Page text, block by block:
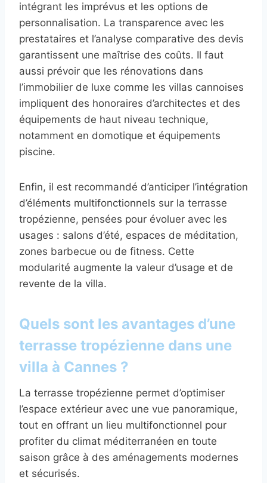
intégrant les imprévus et les options de
personnalisation. La transparence avec les
prestataires et l’analyse comparative des devis
garantissent une maîtrise des coûts. Il faut
aussi prévoir que les rénovations dans
l’immobilier de luxe comme les villas cannoises
impliquent des honoraires d’architectes et des
équipements de haut niveau technique,
notamment en domotique et équipements
piscine.
Enfin, il est recommandé d’anticiper l’intégration
d’éléments multifonctionnels sur la terrasse
tropézienne, pensées pour évoluer avec les
usages : salons d’été, espaces de méditation,
zones barbecue ou de fitness. Cette
modularité augmente la valeur d’usage et de
revente de la villa.
Quels sont les avantages d’une
terrasse tropézienne dans une
villa à Cannes ?
La terrasse tropézienne permet d’optimiser
l’espace extérieur avec une vue panoramique,
tout en offrant un lieu multifonctionnel pour
profiter du climat méditerranéen en toute
saison grâce à des aménagements modernes
et sécurisés.